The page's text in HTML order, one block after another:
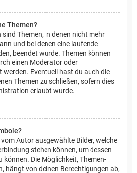
Themen?
sind Themen, in denen nicht mehr
und bei denen eine laufende
beendet wurde. Themen können
einen Moderator oder
Eventuell hast du auch die
Themen zu schließen, sofern dies
erlaubt wurde.
Autor ausgewählte Bilder, welche
stehen können, um dessen
können. Die Möglichkeit, Themen-
hängt von deinen Berechtigungen ab,